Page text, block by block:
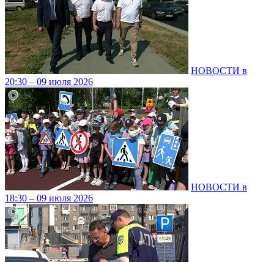
НОВОСТИ в
20:30 – 09 июля 2026
НОВОСТИ в
18:30 – 09 июля 2026